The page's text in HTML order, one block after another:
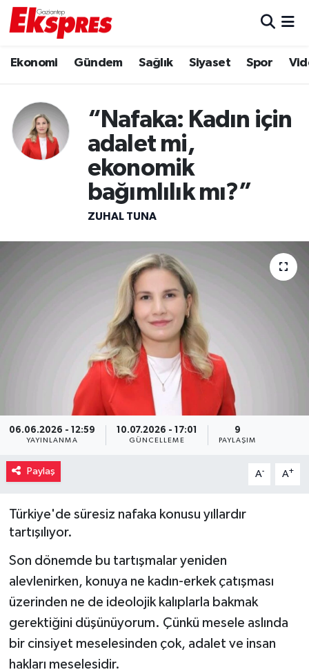
Ekonomi Gündem Sağlık Siyaset Spor
“Nafaka: Kadın için
adalet mi,
ekonomik
bağımlılık mı?”
ZUHAL TUNA
06.06.2026 - 12:59
YAYINLANMA
10.07.2026 - 17:01
GÜNCELLEME
9
PAYLAŞIM
Paylaş A- A+
Türkiye'de süresiz nafaka konusu yıllardır
tartışılıyor.
Son dönemde bu tartışmalar yeniden
alevlenirken, konuya ne kadın-erkek çatışması
üzerinden ne de ideolojik kalıplarla bakmak
gerektiğini düşünüyorum. Çünkü mesele aslında
bir cinsiyet meselesinden çok, adalet ve insan
hakları meselesidir.
Ekonomi
Gaziantep son dakika
Genel
Resmi İlanlar
Sağlık
Sinemalar
Siyaset
Teknoloji
Türkiye
Video Haber
Trafik Durumu
Puan Durumu ve Fikstür
Tüm Manşetler
Son Dakika Haberleri